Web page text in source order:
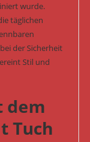
wurde.
täglichen
der Sicherheit
Stil und
dem
Tuch